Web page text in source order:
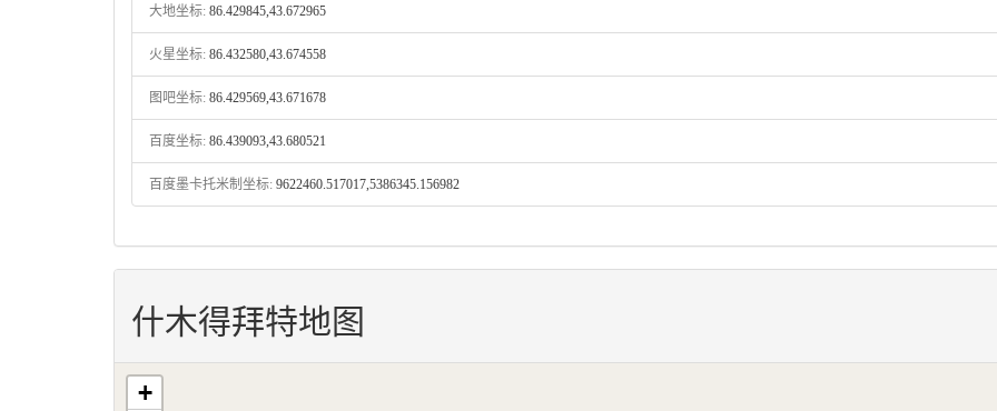
大地坐标: 86.429845,43.672965
火星坐标: 86.432580,43.674558
图吧坐标: 86.429569,43.671678
百度坐标: 86.439093,43.680521
百度墨卡托米制坐标: 9622460.517017,5386345.156982
什木得拜特地图
+